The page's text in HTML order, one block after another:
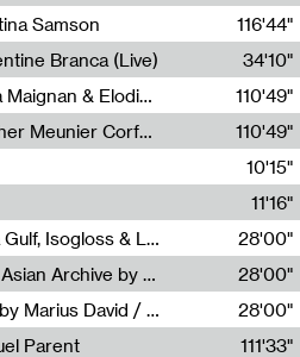
Samson
116'44"
Branca (Live)
34'10"
Écouter sans les yeux : Liza Maignan & Elodie Lecat
110'49"
Écouter sans les yeux : Esther Meunier Corfdyr
110'49"
10'15"
11'16"
Radia Show #1111 : Schisma Gulf, Isogloss & Lament For The Old Clock By Harvey Young / Resonance
28'00"
Radia Show #1110 : Freeze, Asian Archive by Avita Maheen / Radio Worm
28'00"
Radia Show #1109 : Funfair by Marius David / JET FM
28'00"
Parent
111'33"